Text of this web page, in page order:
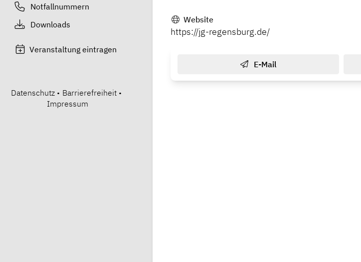
Notfallnummern
Downloads
Veranstaltung eintragen
Datenschutz • Barrierefreiheit •
Impressum
Website
https://jg-regensburg.de/
E-Mail